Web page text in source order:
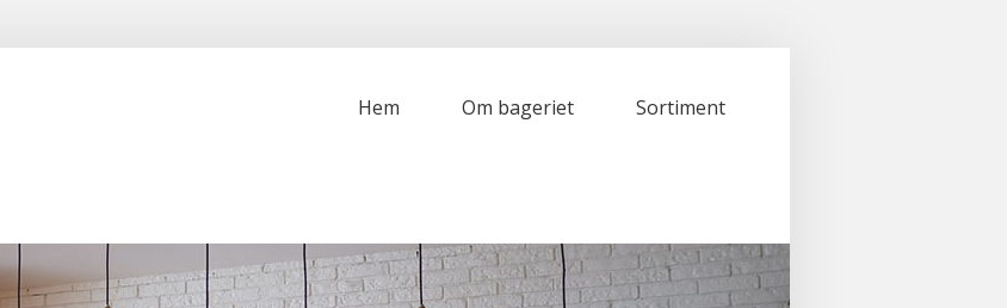
Hem Om bageriet Sortiment